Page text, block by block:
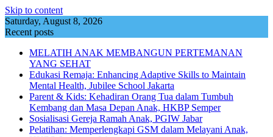
Skip to content
Saturday, August 8, 2026
Recent posts
MELATIH ANAK MEMBANGUN PERTEMANAN
YANG SEHAT
Edukasi Remaja: Enhancing Adaptive Skills to Maintain
Mental Health, Jubilee School Jakarta
Parent & Kids: Kehadiran Orang Tua dalam Tumbuh
Kembang dan Masa Depan Anak, HKBP Semper
Sosialisasi Gereja Ramah Anak, PGIW Jabar
Pelatihan: Memperlengkapi GSM dalam Melayani Anak,